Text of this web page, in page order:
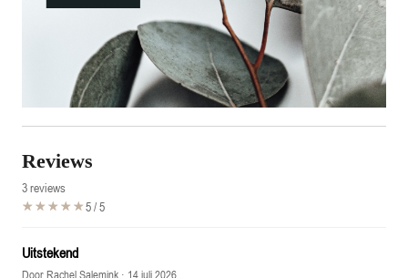
Reviews
3 reviews
☆☆☆☆☆
★★★★★5 / 5
Uitstekend
Door Rachel Salemink · 14 juli 2026